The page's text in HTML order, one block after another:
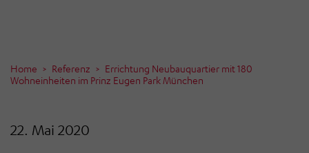
Home Referenz
Errichtung Neubauquartier mit 180
Wohneinheiten im Prinz Eugen Park München
22. Mai 2020